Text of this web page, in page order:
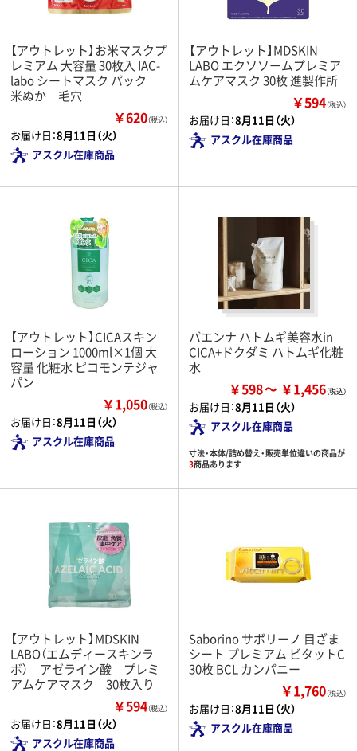
【アウトレット】お米マスクプ
レミアム 大容量 30枚入 IAC-
labo シートマスク パック
米ぬか 毛穴
￥620（税込）
お届け日：8月11日（火）
アスクル在庫商品
【アウトレット】MDSKIN
LABO エクソソームプレミア
ムケアマスク 30枚 進製作所
￥594（税込）
お届け日：8月11日（火）
アスクル在庫商品
【アウトレット】CICAスキン
ローション 1000ml×1個 大
容量 化粧水 ピコモンテジャ
パン
￥1,050（税込）
お届け日：8月11日（火）
アスクル在庫商品
パエンナ ハトムギ美容水in
CICA+ドクダミ ハトムギ化粧
水
￥598 ￥1,456
お届け日：8月11日（火）
アスクル在庫商品
寸法・本体/詰め替え・販売単位違いの商品が
3商品あります
【アウトレット】MDSKIN
LABO（エムディースキンラ
ボ） アゼライン酸 プレミ
アムケアマスク 30枚入り
￥594（税込）
お届け日：8月11日（火）
アスクル在庫商品
Saborino サボリーノ 目ざま
シート プレミアム ビタットC
30枚 BCL カンパニー
￥1,760（税込）
お届け日：8月11日（火）
アスクル在庫商品